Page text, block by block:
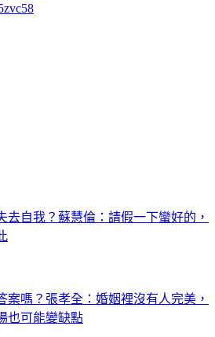
去自我？蘇慧倫：請假一下蠻好的，
案嗎？張孝全：婚姻裡沒有人完美，
也可能變缺點